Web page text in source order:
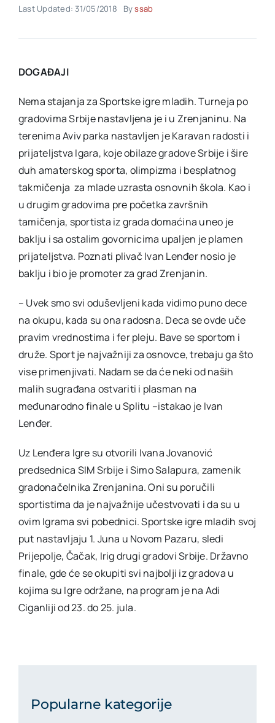
Kontakt
Last Updated: 31/05/2018 Byssab
DOGAĐAJI
Nema stajanja za Sportske igre mladih. Turneja po
gradovima Srbije nastavljena je i u Zrenjaninu. Na
terenima Aviv parka nastavljen je Karavan radosti i
prijateljstva Igara, koje obilaze gradove Srbije i šire
duh amaterskog sporta, olimpizma i besplatnog
takmičenja za mlade uzrasta osnovnih škola. Kao i
u drugim gradovima pre početka završnih
tamičenja, sportista iz grada domaćina uneo je
baklju i sa ostalim govornicima upaljen je plamen
prijateljstva. Poznati plivač Ivan Lenđer nosio je
baklju i bio je promoter za grad Zrenjanin.
– Uvek smo svi oduševljeni kada vidimo puno dece
na okupu, kada su ona radosna. Deca se ovde uče
pravim vrednostima i fer pleju. Bave se sportom i
druže. Sport je najvažniji za osnovce, trebaju ga što
vise primenjivati. Nadam se da će neki od naših
malih sugrađana ostvariti i plasman na
međunarodno finale u Splitu –istakao je Ivan
Lenđer.
Uz Lenđera Igre su otvorili Ivana Jovanović
predsednica SIM Srbije i Simo Salapura, zamenik
gradonačelnika Zrenjanina. Oni su poručili
sportistima da je najvažnije učestvovati i da su u
ovim Igrama svi pobednici. Sportske igre mladih svoj
put nastavljaju 1. Juna u Novom Pazaru, sledi
Prijepolje, Čačak, Irig drugi gradovi Srbije. Državno
finale, gde će se okupiti svi najbolji iz gradova u
kojima su Igre održane, na program je na Adi
Ciganliji od 23. do 25. jula.
Popularne kategorije